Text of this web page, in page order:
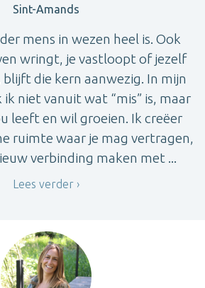
Sint-Amands
mens in wezen heel is. Ook
wringt, je vastloopt of jezelf
die kern aanwezig. In mijn
niet vanuit wat “mis” is, maar
leeft en wil groeien. Ik creëer
ruimte waar je mag vertragen,
verbinding maken met ...
Lees verder